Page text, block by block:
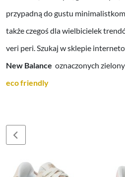
przypadną do gustu
także czegoś dla wielbicielek
veri peri. Szukaj w sklepie
New Balance oznaczonych
eco friendly